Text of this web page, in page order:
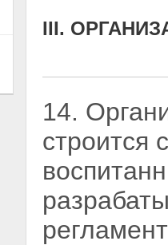
III.
14.
строится